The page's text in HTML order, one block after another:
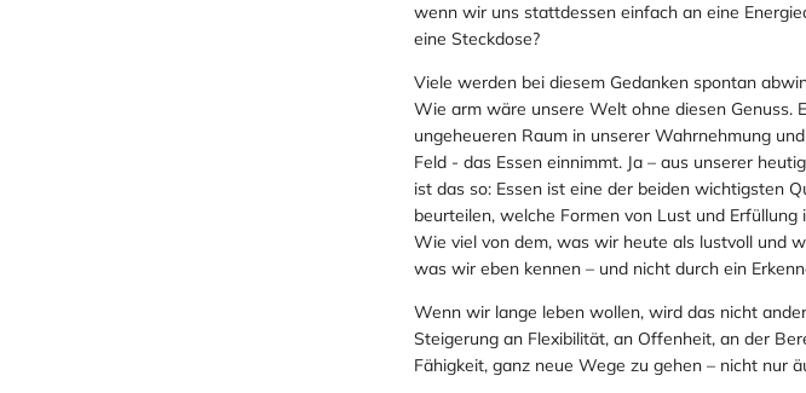
wenn wir uns stattdessen einfach an eine
eine Steckdose?
Viele werden bei diesem Gedanken spontan
Wie arm wäre unsere Welt ohne diesen Genuss.
ungeheueren Raum in unserer Wahrnehmung
Feld - das Essen einnimmt. Ja – aus unserer
ist das so: Essen ist eine der beiden wichtigsten
beurteilen, welche Formen von Lust und
Wie viel von dem, was wir heute als lustvoll und
was wir eben kennen – und nicht durch ein
Wenn wir lange leben wollen, wird das nicht
Steigerung an Flexibilität, an Offenheit, an der
Fähigkeit, ganz neue Wege zu gehen – nicht nur